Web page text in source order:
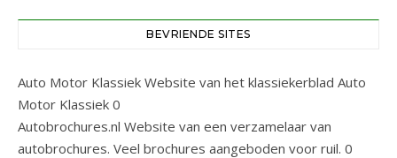
BEVRIENDE SITES
Auto Motor Klassiek Website van het klassiekerblad Auto
Motor Klassiek 0
Autobrochures.nl Website van een verzamelaar van
autobrochures. Veel brochures aangeboden voor ruil. 0